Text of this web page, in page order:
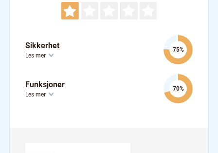
Sikkerhet
Les mer
75%
Funksjoner
Les mer
70%